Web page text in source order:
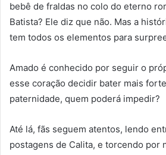
bebê de fraldas no colo do eterno
Batista? Ele diz que não. Mas a
tem todos os elementos para
Amado é conhecido por seguir o
esse coração decidir bater mais
paternidade, quem poderá impedir?
Até lá, fãs seguem atentos, lendo
postagens de Calita, e torcendo por